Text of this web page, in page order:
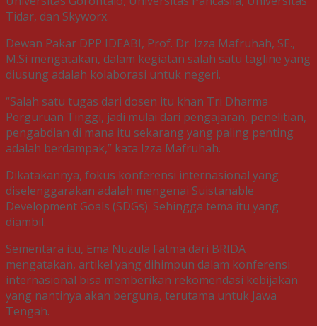
Tidar, dan Skyworx.
Dewan Pakar DPP IDEABI, Prof. Dr. Izza Mafruhah, SE.,
M.Si mengatakan, dalam kegiatan salah satu tagline yang
diusung adalah kolaborasi untuk negeri.
“Salah satu tugas dari dosen itu khan Tri Dharma
Perguruan Tinggi, jadi mulai dari pengajaran, penelitian,
pengabdian di mana itu sekarang yang paling penting
adalah berdampak,” kata Izza Mafruhah.
Dikatakannya, fokus konferensi internasional yang
diselenggarakan adalah mengenai Suistanable
Development Goals (SDGs). Sehingga tema itu yang
diambil.
Sementara itu, Ema Nuzula Fatma dari BRIDA
mengatakan, artikel yang dihimpun dalam konferensi
internasional bisa memberikan rekomendasi kebijakan
yang nantinya akan berguna, terutama untuk Jawa
Tengah.